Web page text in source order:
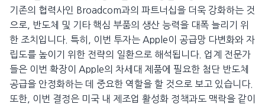
기존의 협력사인 Broadcom과의 파트너십을 더욱 강화하는 것
으로, 반도체 및 기타 핵심 부품의 생산 능력을 대폭 늘리기 위
한 조치입니다. 특히, 이번 투자는 Apple이 공급망 다변화와 자
립도를 높이기 위한 전략의 일환으로 해석됩니다. 업계 전문가
들은 이번 확장이 Apple의 차세대 제품에 필요한 첨단 반도체
공급을 안정화하는 데 중요한 역할을 할 것으로 보고 있습니다.
또한, 이번 결정은 미국 내 제조업 활성화 정책과도 맥락을 같이